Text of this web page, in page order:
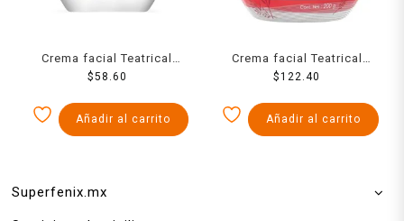
Crema facial Teatrical
humectante con células
$58.60
Añadir al carrito
Crema facial Teatrical
células madre antiarrugas
$122.40
Añadir al carrito
Superfenix.mx